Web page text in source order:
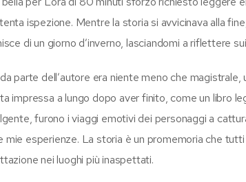
ispezione. Mentre la storia si avvicinava alla
di un giorno d’inverno, lasciandomi a riflettere
parte dell’autore era niente meno che
impressa a lungo dopo aver finito, come un libro
furono i viaggi emotivi dei personaggi a
esperienze. La storia è un promemoria che
nei luoghi più inaspettati.